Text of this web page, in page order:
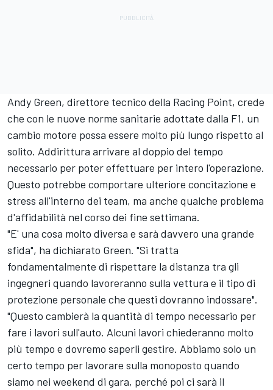
Andy Green, direttore tecnico della Racing Point, crede
che con le nuove norme sanitarie adottate dalla F1, un
cambio motore possa essere molto più lungo rispetto al
solito. Addirittura arrivare al doppio del tempo
necessario per poter effettuare per intero l'operazione.
Questo potrebbe comportare ulteriore concitazione e
stress all'interno dei team, ma anche qualche problema
d'affidabilità nel corso dei fine settimana.
"E' una cosa molto diversa e sarà davvero una grande
sfida", ha dichiarato Green. "Si tratta
fondamentalmente di rispettare la distanza tra gli
ingegneri quando lavoreranno sulla vettura e il tipo di
protezione personale che questi dovranno indossare".
"Questo cambierà la quantità di tempo necessario per
fare i lavori sull'auto. Alcuni lavori chiederanno molto
più tempo e dovremo saperli gestire. Abbiamo solo un
certo tempo per lavorare sulla monoposto quando
siamo nei weekend di gara, perché poi ci sarà il